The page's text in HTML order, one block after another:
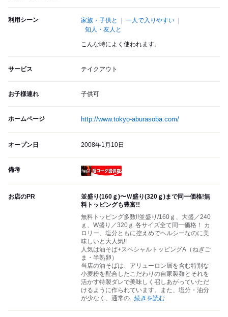
利用シーン 家族・子供と
一人で入りやすい
知人・友人と
こんな時によく使われます。
サービス テイクアウト
お子様連れ 子供可
ホームページ http://www.tokyo-aburasoba.com/
オープン日 2008年1月10日
備考
お店のPR
並盛り(160ｇ)〜Ｗ盛り(320ｇ)まで同一価格!無
料トッピングも豊富!!
無料トッピング多数!!並盛り/160ｇ、大盛／240
ｇ、W盛り／320ｇ 各サイズ全て同一価格！ カ
ロリー、塩分ともに控えめでヘルシーなのに美
味しいと大人気!!
人気は油そば+スペシャルトッピングA（ねぎご
ま・半熟卵）
当店の油そばは、アリューロン層を含む特別な
小麦粉を配合したこだわりの自家製麺とそれを
活かす特製ダレで美味しく召しあがっていただ
けるように作られています。また、塩分・油分
が少なく、通常の...続きを読む